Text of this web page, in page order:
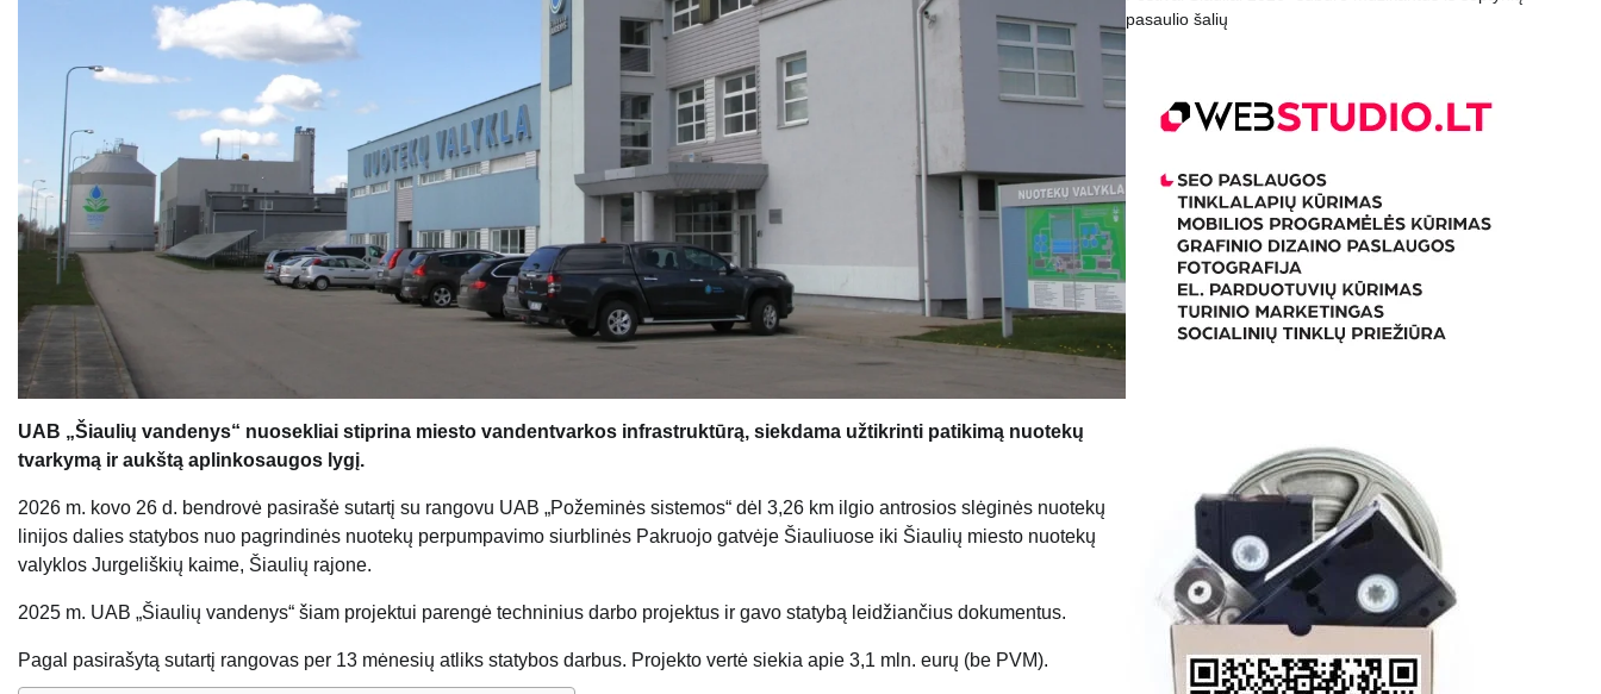
UAB „Šiaulių vandenys“ nuosekliai stiprina miesto vandentvarkos infrastruktūrą, siekdama užtikrinti patikimą nuotekų
tvarkymą ir aukštą aplinkosaugos lygį.
2026 m. kovo 26 d. bendrovė pasirašė sutartį su rangovu UAB „Požeminės sistemos“ dėl 3,26 km ilgio antrosios slėginės nuotekų
linijos dalies statybos nuo pagrindinės nuotekų perpumpavimo siurblinės Pakruojo gatvėje Šiauliuose iki Šiaulių miesto nuotekų
valyklos Jurgeliškių kaime, Šiaulių rajone.
2025 m. UAB „Šiaulių vandenys“ šiam projektui parengė techninius darbo projektus ir gavo statybą leidžiančius dokumentus.
Pagal pasirašytą sutartį rangovas per 13 mėnesių atliks statybos darbus. Projekto vertė siekia apie 3,1 mln. eurų (be PVM).
pasaulio šalių